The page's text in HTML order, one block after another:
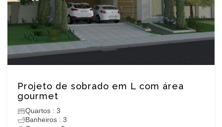
Projeto de sobrado em L com área
gourmet
Quartos : 3
Banheiros : 3